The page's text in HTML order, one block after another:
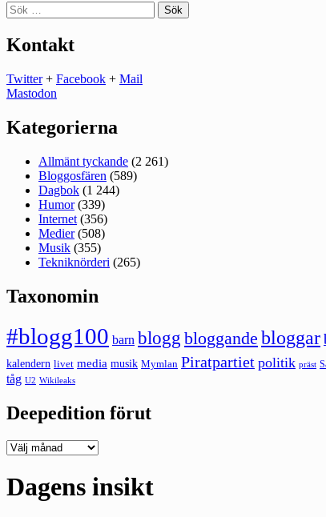
Sök
efter:
Kontakt
Twitter+ Facebook + Mail
Mastodon
Kategorierna
Allmänt tyckande (2 261)
Bloggosfären (589)
Dagbok (1 244)
Humor(339)
Internet (356)
Medier(508)
Musik (355)
Tekniknörderi (265)
Taxonomin
#blogg100 barn blogg bloggande bloggar
kalendern livet media musik Mymlan Piratpartiet politik präst
tåg U2 Wikileaks
Deepedition förut
Deepedition
Dagens insikt